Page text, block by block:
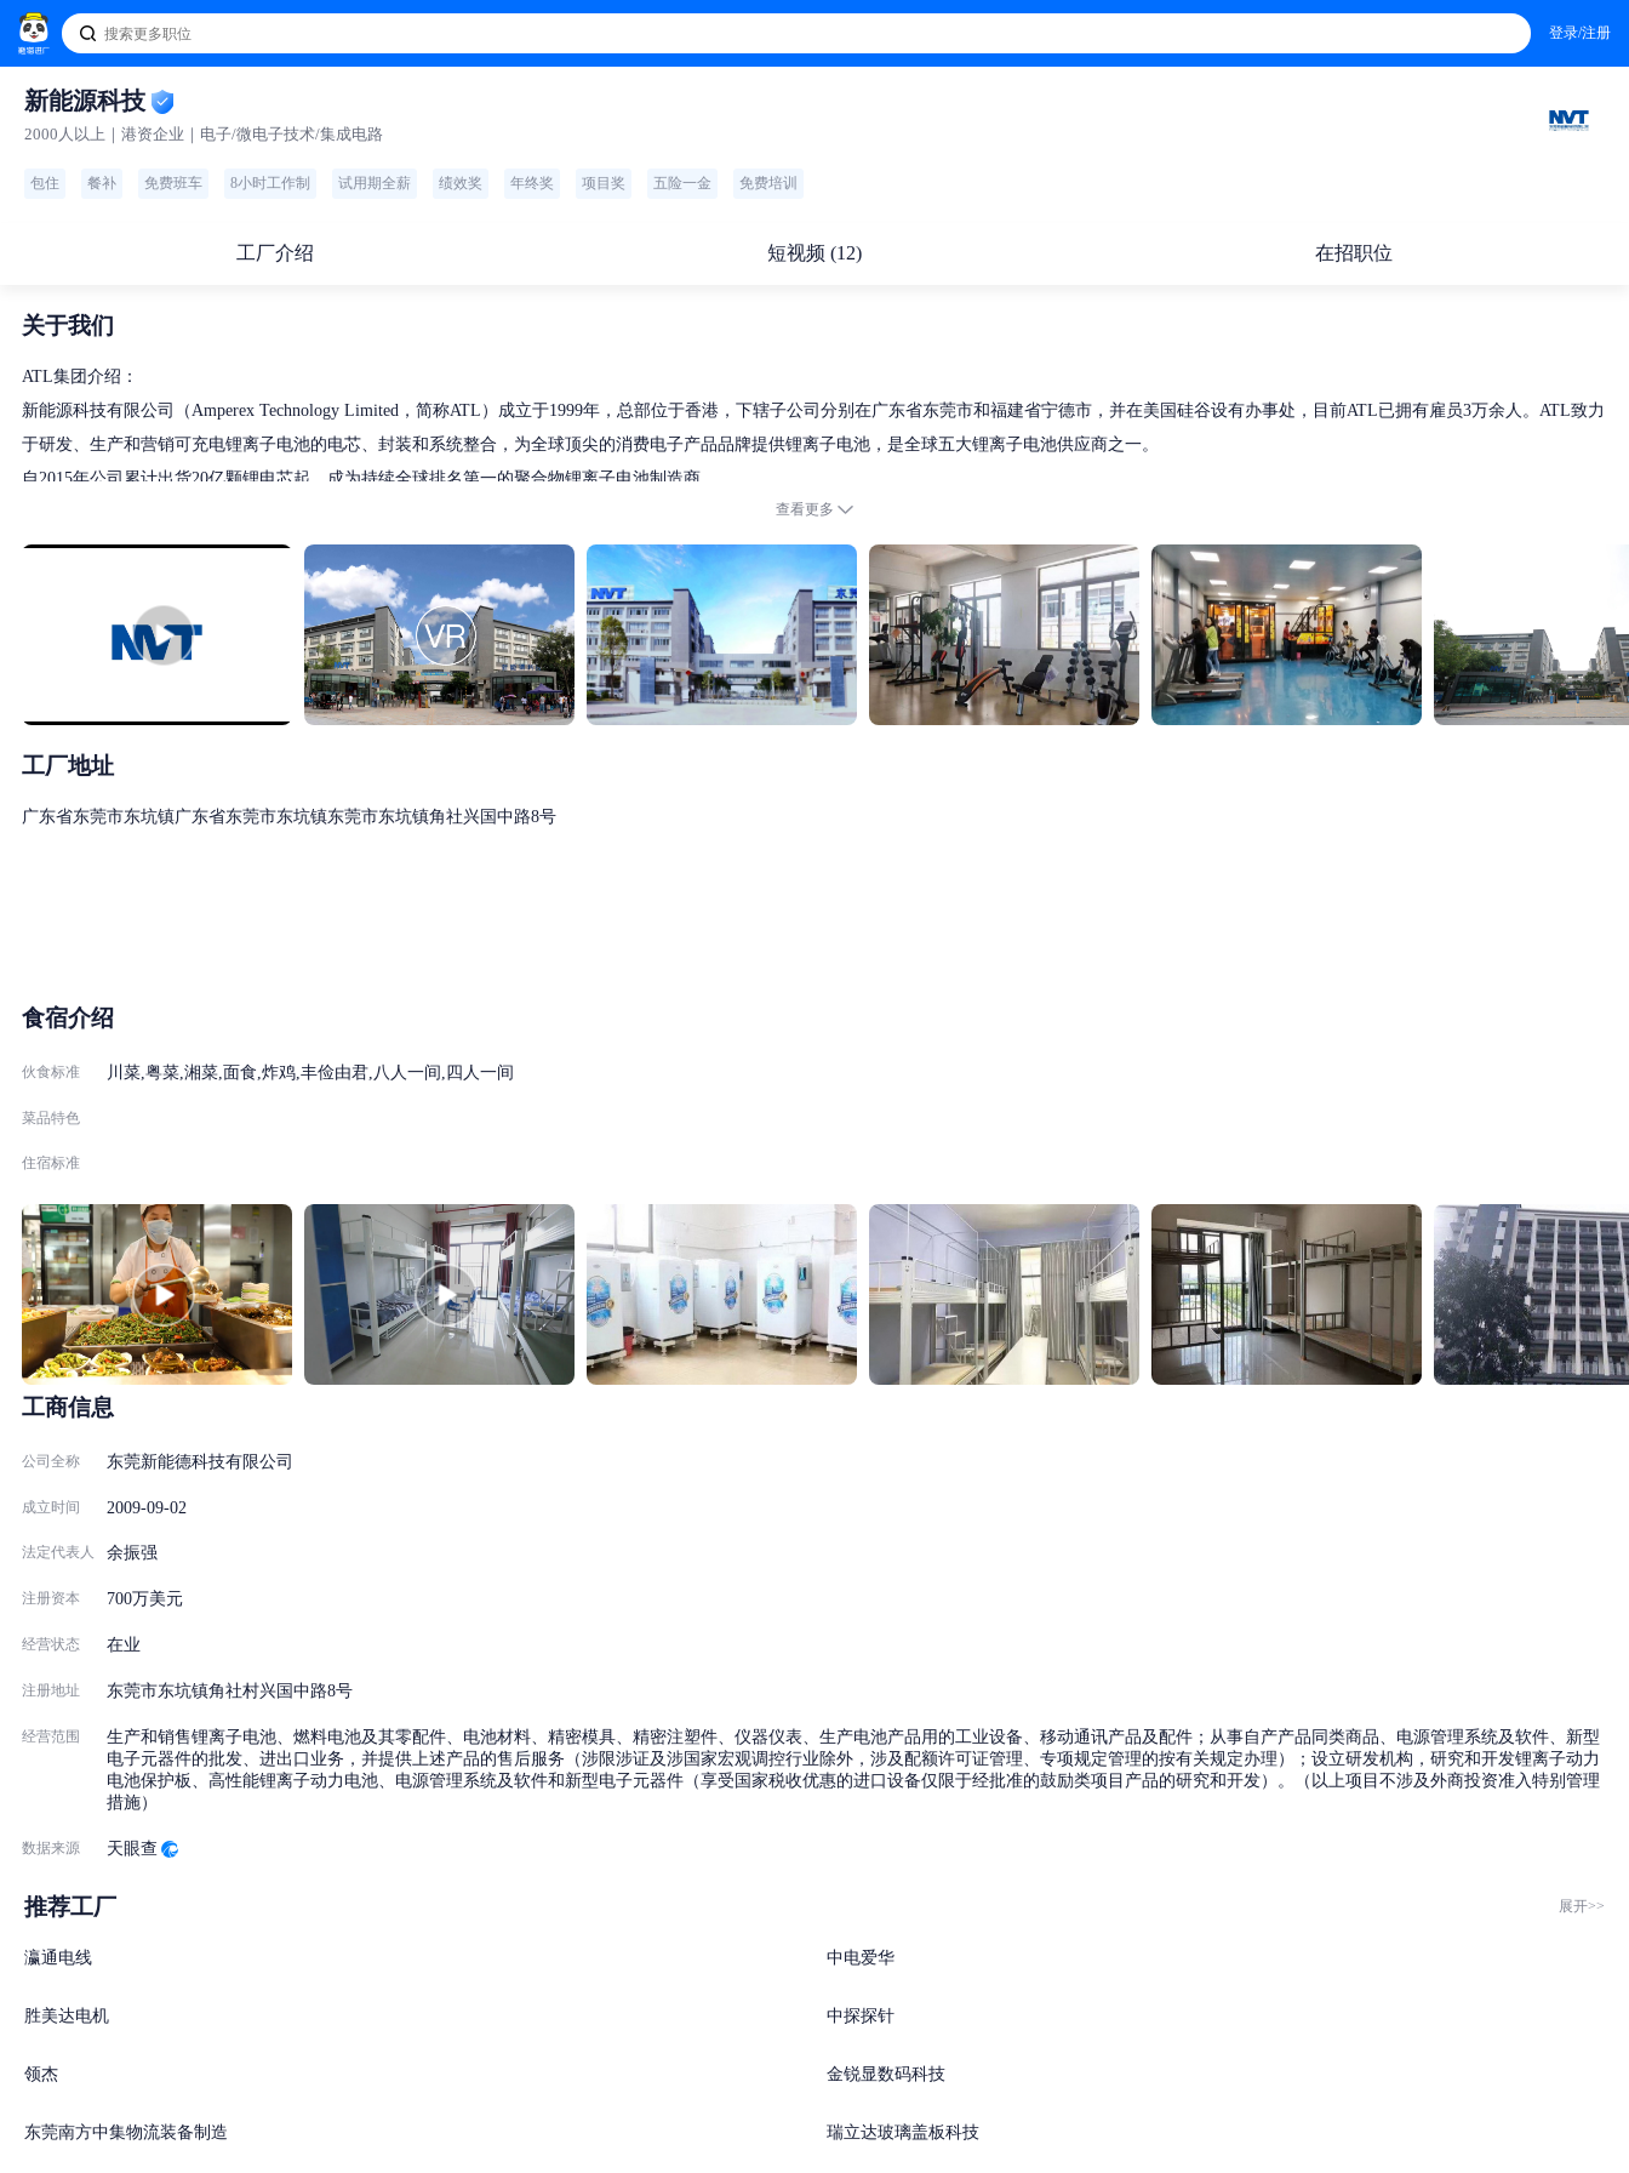
登录/注册
新能源科技
2000人以上｜港资企业｜电子/微电子技术/集成电路
包住 餐补 免费班车 8小时工作制 试用期全薪 绩效奖 年终奖 项目奖 五险一金 免费培训
工厂介绍 短视频 (12) 在招职位
关于我们
ATL集团介绍：
新能源科技有限公司（Amperex Technology Limited，简称ATL）成立于1999年，总部位于香港，下辖子公司分别在广东省东莞市和福建省宁德市，并在美国硅谷设有办事处，目前ATL已拥有雇员3万余人。ATL致力
于研发、生产和营销可充电锂离子电池的电芯、封装和系统整合，为全球顶尖的消费电子产品品牌提供锂离子电池，是全球五大锂离子电池供应商之一。
自2015年公司累计出货20亿颗锂电芯起，成为持续全球排名第一的聚合物锂离子电池制造商。
东莞新能德科技有限公司（Novel Value Technology Limited简称NVT）2009年创建于东莞寮步，2012年发展成为ATL全资子公司。2015年搬迁至东莞东坑新工厂（一期），2017年扩建完成二期厂房，规划2019年将扩
建完成三期厂房，未来5年NVT的业务将继续扩大3-5倍，为全体员工的职业发展提供广阔的前景和平台。
NVT通过研发新技术并不断升级产品，力求提升用户的生活品质。NVT的电池产品被广泛应用于智能手机、平板电脑、笔记本电脑、无机飞机、电子游戏机、移动电源、可穿戴电子产品、虚拟与增强现实产品、电
动平衡车、电动工具、园林工具、电动自行车、储能设备等领域。我们为能够生产驱动类型丰富的电子产品、服务众多用户而深感自豪。
未来，NVT将会继续携带“行动”的理念和精神，并以求真务实、快速响应和雷厉风行的态度风格研制每一个产品，服务每一位消费者，向世界领先的创新能源企业方向迈进。让我们的每位客户时刻都能感到满意和
安心，这是NVT全体员工的梦想，也是NVT不断去创新和追寻的动力。
人才待遇：
2、培训发展：快速学习、项目合作、年度晋升、技术管理双通道发展。
ATL：http://www.atlbattery.com/
感谢您对新能德（NVT）的关注，期待您的加入。
查看更多
工厂地址
广东省东莞市东坑镇广东省东莞市东坑镇东莞市东坑镇角社兴国中路8号
食宿介绍
伙食标准 川菜,粤菜,湘菜,面食,炸鸡,丰俭由君,八人一间,四人一间
菜品特色
住宿标准
工商信息
公司全称 东莞新能德科技有限公司
成立时间 2009-09-02
法定代表人 余振强
注册资本 700万美元
经营状态 在业
注册地址 东莞市东坑镇角社村兴国中路8号
经营范围
生产和销售锂离子电池、燃料电池及其零配件、电池材料、精密模具、精密注塑件、仪器仪表、生产电池产品用的工业设备、移动通讯产品及配件；从事自产产品同类商品、电源管理系统及软件、新型
电子元器件的批发、进出口业务，并提供上述产品的售后服务（涉限涉证及涉国家宏观调控行业除外，涉及配额许可证管理、专项规定管理的按有关规定办理）；设立研发机构，研究和开发锂离子动力
电池保护板、高性能锂离子动力电池、电源管理系统及软件和新型电子元器件（享受国家税收优惠的进口设备仅限于经批准的鼓励类项目产品的研究和开发）。（以上项目不涉及外商投资准入特别管理
措施）
数据来源 天眼查
推荐工厂 展开>>
瀛通电线 中电爱华
胜美达电机 中探探针
领杰 金锐显数码科技
东莞南方中集物流装备制造 瑞立达玻璃盖板科技